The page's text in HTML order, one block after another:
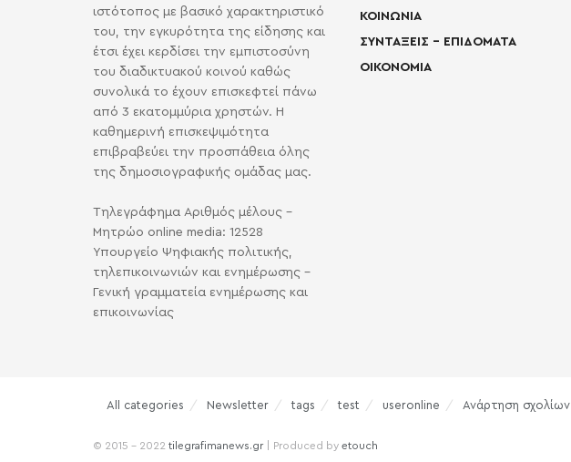
ιστότοπος με βασικό χαρακτηριστικό
του, την εγκυρότητα της είδησης και
έτσι έχει κερδίσει την εμπιστοσύνη
του διαδικτυακού κοινού καθώς
συνολικά το έχουν επισκεφτεί πάνω
από 3 εκατομμύρια χρηστών. Η
καθημερινή επισκεψιμότητα
επιβραβεύει την προσπάθεια όλης
της δημοσιογραφικής ομάδας μας.
Τηλεγράφημα Αριθμός μέλους -
Μητρώο online media: 12528
Υπουργείο Ψηφιακής πολιτικής,
τηλεπικοινωνιών και ενημέρωσης -
Γενική γραμματεία ενημέρωσης και
επικοινωνίας
ΚΟΙΝΩΝΙΑ
ΣΥΝΤΑΞΕΙΣ – ΕΠΙΔΟΜΑΤΑ
ΟΙΚΟΝΟΜΙΑ
All categories Newsletter tags test useronline Ανάρτηση σχολίων
© 2015 - 2022 tilegrafimanews.gr| Produced by etouch